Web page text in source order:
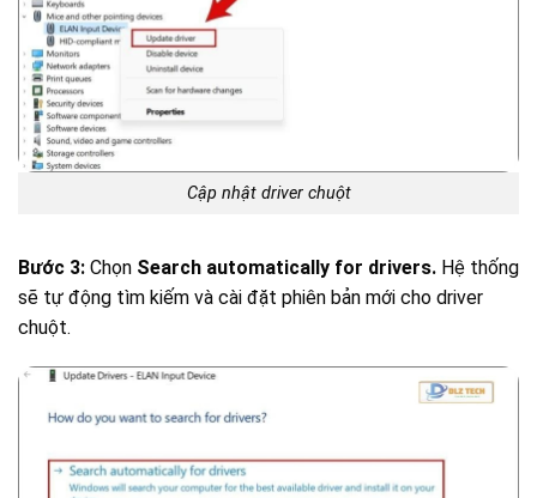
Cập nhật driver chuột
Bước 3: Chọn Search automatically for drivers. Hệ thống
sẽ tự động tìm kiếm và cài đặt phiên bản mới cho driver
chuột.